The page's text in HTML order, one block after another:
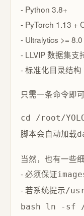
- Python 3.8+
- PyTorch 1.13 +
- Ultralytics >= 8.0
- LLVIP 数据集支
- 标准化目录结构
只需一条命令即
cd /root/
脚本会自动加载
当然，也有一些
- 必须保证
- 若系统提示/
bash ln -sf